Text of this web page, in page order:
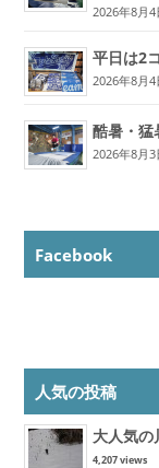
2026年8月4
平日は2
2026年8月4
酷暑・猛
2026年8月3
Facebook
人気の投稿
大人気の
4,207 views